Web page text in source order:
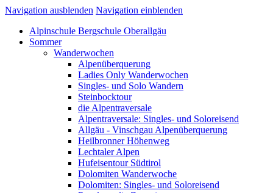
Navigation ausblenden Navigation einblenden
Alpinschule Bergschule Oberallgäu
Sommer
Wanderwochen
Alpenüberquerung
Ladies Only Wanderwochen
Singles- und Solo Wandern
Steinbocktour
die Alpentraversale
Alpentraversale: Singles- und Soloreisend
Allgäu - Vinschgau Alpenüberquerung
Heilbronner Höhenweg
Lechtaler Alpen
Hufeisentour Südtirol
Dolomiten Wanderwoche
Dolomiten: Singles- und Soloreisend